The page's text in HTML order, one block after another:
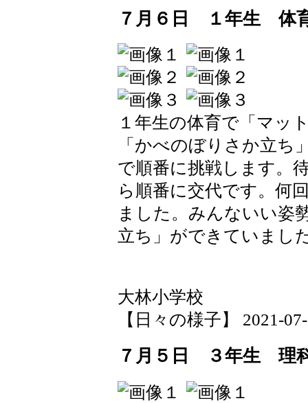
７月６日 １年生 体
１年生の体育で「マッ
「かべのぼりさか立ち
で順番に挑戦します。
ら順番に交代です。何
ました。みんないい姿
立ち」ができていまし
大林小学校
【日々の様子】 2021-
７月５日 ３年生 理